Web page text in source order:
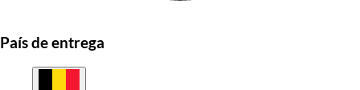
País de entrega